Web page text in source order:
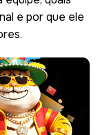
e por que ele